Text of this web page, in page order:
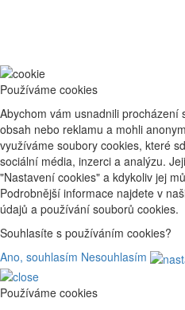
Používáme cookies
Abychom vám usnadnili
obsah nebo reklamu a mohli
využíváme soubory cookies, které
sociální média, inzerci a analýzu.
"Nastavení cookies" a kdykoliv jej
Podrobnější informace najdete v
údajů a používání souborů cookies.
Souhlasíte s používáním cookies?
Ano, souhlasím Nesouhlasím
Používáme cookies